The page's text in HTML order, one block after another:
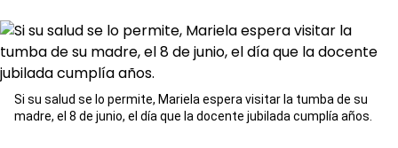
Si su salud se lo permite, Mariela espera visitar la tumba de su
madre, el 8 de junio, el día que la docente jubilada cumplía años.